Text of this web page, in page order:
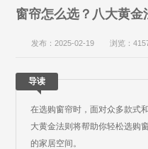
窗帘怎么选？八大黄金
发布：2025-02-19 浏览：
导读
在选购窗帘时，面对众多款式
大黄金法则将帮助你轻松选购
的家居空间。